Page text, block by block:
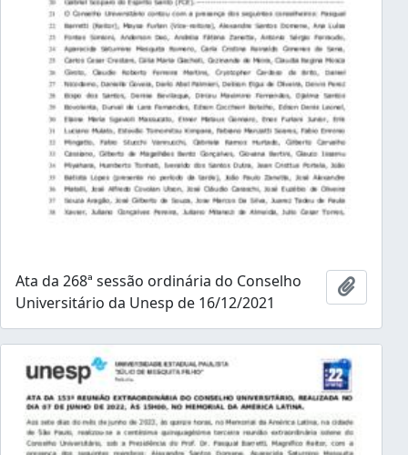
Ata da 268ª sessão ordinária do Conselho
Universitário da Unesp de 16/12/2021
Añadir